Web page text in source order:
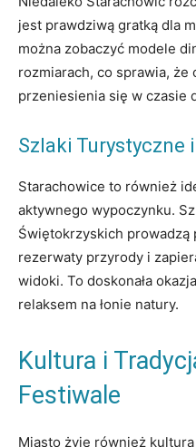
jest prawdziwą gratką dla
można zobaczyć modele
rozmiarach, co sprawia, że
przeniesienia się w czasie
Szlaki Turystyczne
Starachowice to również
aktywnego wypoczynku.
Świętokrzyskich prowadzą
rezerwaty przyrody i
widoki. To doskonała
relaksem na łonie natury.
Kultura i
Festiwale
Miasto żyje również